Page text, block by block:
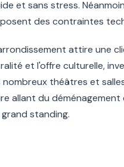
et sans stress.
des contraintes
attire une
et l'offre culturelle,
nombreux théâtres et
allant du
standing.